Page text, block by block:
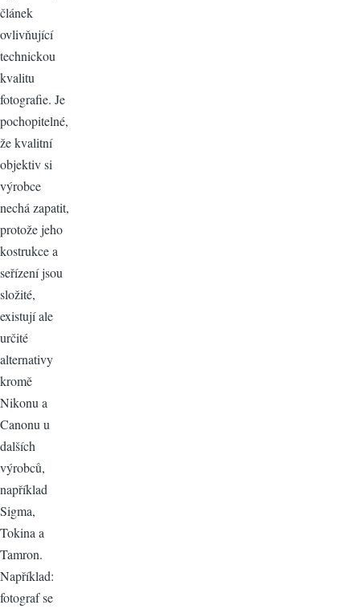
článek
ovlivňující
technickou
kvalitu
fotografie. Je
pochopitelné,
že kvalitní
objektiv si
výrobce
nechá zapatit,
protože jeho
kostrukce a
seřízení jsou
složité,
existují ale
určité
alternativy
kromě
Nikonu a
Canonu u
dalších
výrobců,
například
Sigma,
Tokina a
Tamron.
Například:
fotograf se